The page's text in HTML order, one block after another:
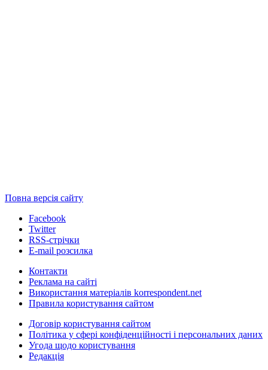
Повна версія сайту
Facebook
Twitter
RSS-стрічки
E-mail розсилка
Контакти
Реклама на сайті
Використання матеріалів korrespondent.net
Правила користування сайтом
Договір користування сайтом
Політика у сфері конфіденційності і персональних даних
Угода щодо користування
Редакція